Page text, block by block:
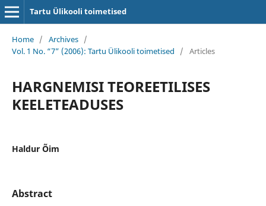
Tartu Ülikooli toimetised
Home / Archives /
Vol. 1 No. “7” (2006): Tartu Ülikooli toimetised
/ Articles
HARGNEMISI TEOREETILISES
KEELETEADUSES
Haldur Õim
Abstract